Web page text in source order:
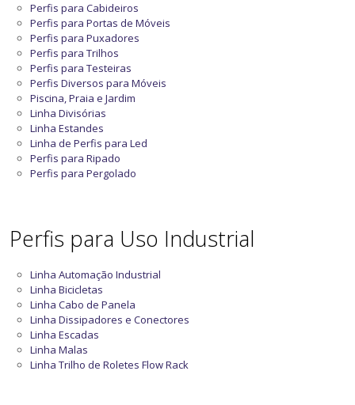
Perfis para Cabideiros
Perfis para Portas de Móveis
Perfis para Puxadores
Perfis para Trilhos
Perfis para Testeiras
Perfis Diversos para Móveis
Piscina, Praia e Jardim
Linha Divisórias
Linha Estandes
Linha de Perfis para Led
Perfis para Ripado
Perfis para Pergolado
Perfis para Uso Industrial
Linha Automação Industrial
Linha Bicicletas
Linha Cabo de Panela
Linha Dissipadores e Conectores
Linha Escadas
Linha Malas
Linha Trilho de Roletes Flow Rack